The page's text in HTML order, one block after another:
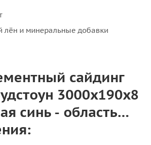
лён и минеральные добавки
сайдинг
3000x190x8
синь - область